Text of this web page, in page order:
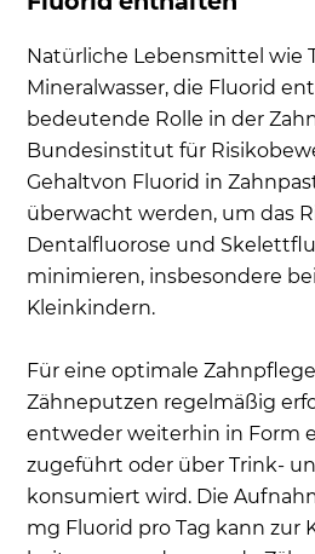
Natürliche Lebensmittel wie
Mineralwasser, die Fluorid
bedeutende Rolle in der
Bundesinstitut für
Gehaltvon Fluorid in
überwacht werden, um das
Dentalfluorose und
minimieren, insbesondere
Kleinkindern.
Für eine optimale
Zähneputzen regelmäßig
entweder weiterhin in Form
zugeführt oder über Trink-
konsumiert wird. Die
mg Fluorid pro Tag kann zur